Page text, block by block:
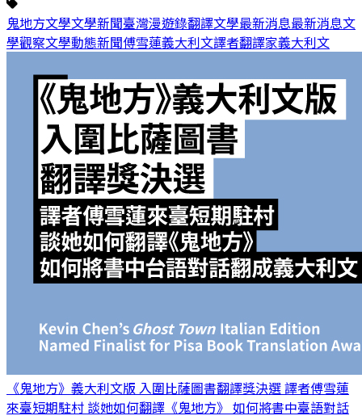
鬼地方文學文學新聞臺灣漫遊錄翻譯文學最新消息最新消息文
學觀察文學動態新聞傅雪蓮義大利文譯者翻譯家義大利文
《鬼地方》義大利文版 入圍比薩圖書翻譯獎決選 譯者傅雪蓮
來臺短期駐村 談她如何翻譯《鬼地方》 如何將書中臺語對話